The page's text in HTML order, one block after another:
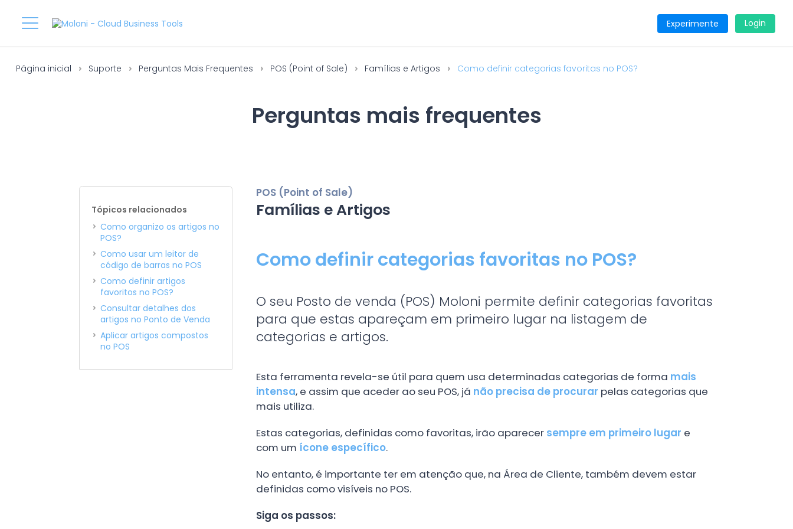
Experimente Login
Página inicial Suporte Perguntas Mais Frequentes POS (Point of Sale) Famílias e Artigos Como definir categorias favoritas no POS?
Perguntas mais frequentes
Tópicos relacionados
Como organizo os artigos no
POS?
Como usar um leitor de
código de barras no POS
Como definir artigos
favoritos no POS?
Consultar detalhes dos
artigos no Ponto de Venda
Aplicar artigos compostos
no POS
POS (Point of Sale)
Famílias e Artigos
Como definir categorias favoritas no POS?
O seu Posto de venda (POS) Moloni permite definir categorias favoritas
para que estas apareçam em primeiro lugar na listagem de
categorias e artigos.
Esta ferramenta revela-se útil para quem usa determinadas categorias de forma mais
intensa, e assim que aceder ao seu POS, já não precisa de procurar pelas categorias que
mais utiliza.
Estas categorias, definidas como favoritas, irão aparecer sempre em primeiro lugar e
com um ícone específico.
No entanto, é importante ter em atenção que, na Área de Cliente, também devem estar
definidas como visíveis no POS.
Siga os passos: